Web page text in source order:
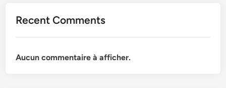
Recent Comments
Aucun commentaire à afficher.